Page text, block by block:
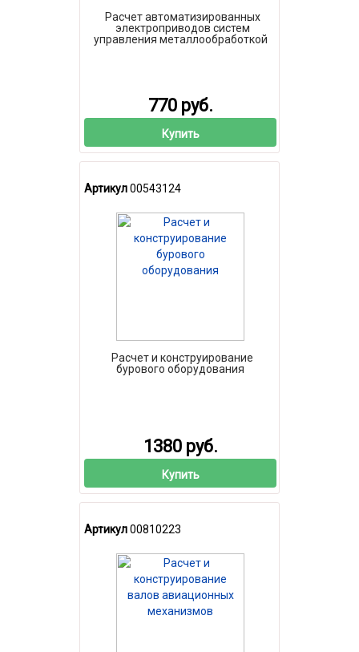
Расчет автоматизированных
электроприводов систем
управления металлообработкой
770 руб.
Купить
Артикул00543124
Расчет и конструирование
бурового оборудования
1380 руб.
Купить
Артикул00810223